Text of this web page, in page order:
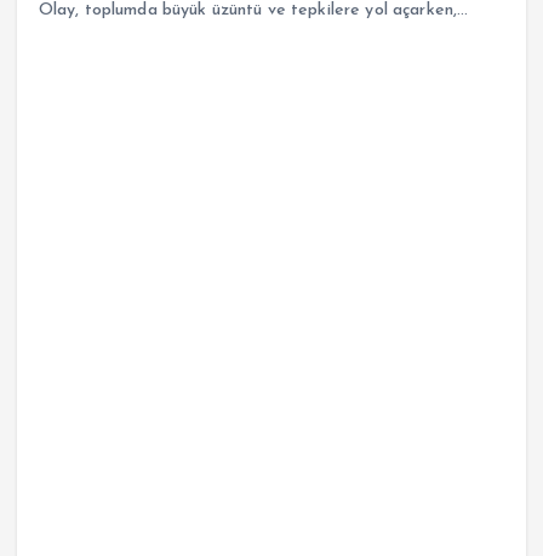
Olay, toplumda büyük üzüntü ve tepkilere yol açarken,…